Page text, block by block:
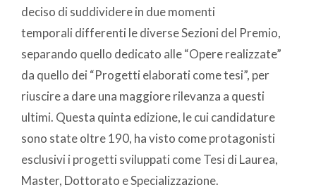
deciso di suddividere in due momenti
temporali differenti le diverse Sezioni del Premio,
separando quello dedicato alle “Opere realizzate”
da quello dei “Progetti elaborati come tesi”, per
riuscire a dare una maggiore rilevanza a questi
ultimi. Questa quinta edizione, le cui candidature
sono state oltre 190, ha visto come protagonisti
esclusivi i progetti sviluppati come Tesi di Laurea,
Master, Dottorato e Specializzazione.